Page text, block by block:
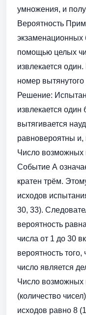
умножения, и
Вероятность
экзаменационных
помощью целых
извлекается
номер вытянутого
Решение:
извлекается один
вытягивается
равновероятны и,
Число возможных
Событие А
кратен трём.
исходов
30, 33).
вероятность
числа от 1 до 30
вероятность
число является
Число возможных
(количество
исходов равно 8